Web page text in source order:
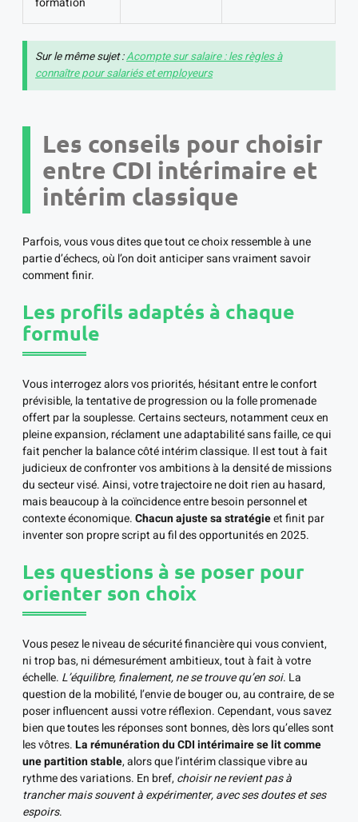
Sur le même sujet :Acompte sur salaire : les règles à
connaître pour salariés et employeurs
Les conseils pour choisir
entre CDI intérimaire et
intérim classique
Parfois, vous vous dites que tout ce choix ressemble à une
partie d’échecs, où l’on doit anticiper sans vraiment savoir
comment finir.
Les profils adaptés à chaque
formule
Vous interrogez alors vos priorités, hésitant entre le confort
prévisible, la tentative de progression ou la folle promenade
offert par la souplesse. Certains secteurs, notamment ceux en
pleine expansion, réclament une adaptabilité sans faille, ce qui
fait pencher la balance côté intérim classique. Il est tout à fait
judicieux de confronter vos ambitions à la densité de missions
du secteur visé. Ainsi, votre trajectoire ne doit rien au hasard,
mais beaucoup à la coïncidence entre besoin personnel et
contexte économique.Chacun ajuste sa stratégieet finit par
inventer son propre script au fil des opportunités en 2025.
Les questions à se poser pour
orienter son choix
Vous pesez le niveau de sécurité financière qui vous convient,
ni trop bas, ni démesurément ambitieux, tout à fait à votre
échelle. L’équilibre, finalement, ne se trouve qu’en soi. La
question de la mobilité, l’envie de bouger ou, au contraire, de se
poser influencent aussi votre réflexion. Cependant, vous savez
bien que toutes les réponses sont bonnes, dès lors qu’elles sont
les vôtres.La rémunération du CDI intérimaire se lit comme
une partition stable, alors que l’intérim classique vibre au
rythme des variations. En bref,choisir ne revient pas à
trancher mais souvent à expérimenter, avec ses doutes et ses
espoirs.